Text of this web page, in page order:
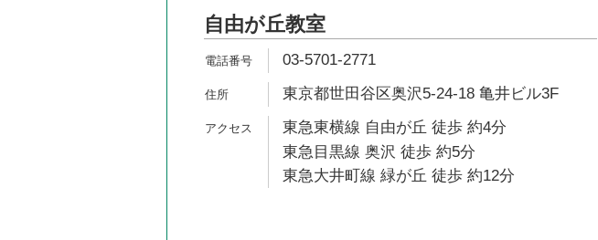
自由が丘教室
03-5701-2771
東京都世田谷区奥沢5-24-18 亀井ビル3F
東急東横線 自由が丘 徒歩 約4分
東急目黒線 奥沢 徒歩 約5分
東急大井町線 緑が丘 徒歩 約12分